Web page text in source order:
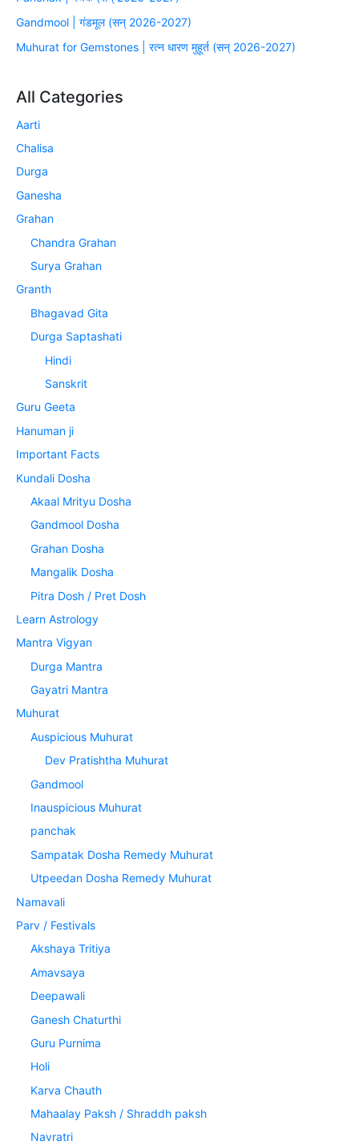
Gandmool | गंडमूल (सन् 2026-2027)
Muhurat for Gemstones | रत्न धारण मुहूर्त (सन् 2026-2027)
All Categories
Aarti
Chalisa
Durga
Ganesha
Grahan
Chandra Grahan
Surya Grahan
Granth
Bhagavad Gita
Durga Saptashati
Hindi
Sanskrit
Guru Geeta
Hanuman ji
Important Facts
Kundali Dosha
Akaal Mrityu Dosha
Gandmool Dosha
Grahan Dosha
Mangalik Dosha
Pitra Dosh / Pret Dosh
Learn Astrology
Mantra Vigyan
Durga Mantra
Gayatri Mantra
Muhurat
Auspicious Muhurat
Dev Pratishtha Muhurat
Gandmool
Inauspicious Muhurat
panchak
Sampatak Dosha Remedy Muhurat
Utpeedan Dosha Remedy Muhurat
Namavali
Parv / Festivals
Akshaya Tritiya
Amavsaya
Deepawali
Ganesh Chaturthi
Guru Purnima
Holi
Karva Chauth
Mahaalay Paksh / Shraddh paksh
Navratri